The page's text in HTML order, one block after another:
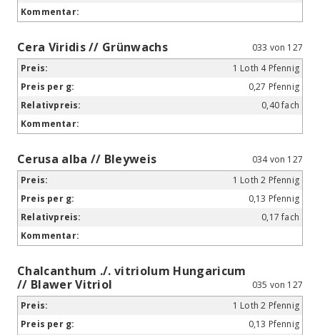
Cera Viridis // Grünwachs
033 von 127
1 Loth 4 Pfennig
0,27 Pfennig
0,40 fach
Cerusa alba // Bleyweis
034 von 127
1 Loth 2 Pfennig
0,13 Pfennig
0,17 fach
Chalcanthum ./. vitriolum Hungaricum
// Blawer Vitriol
035 von 127
1 Loth 2 Pfennig
0,13 Pfennig